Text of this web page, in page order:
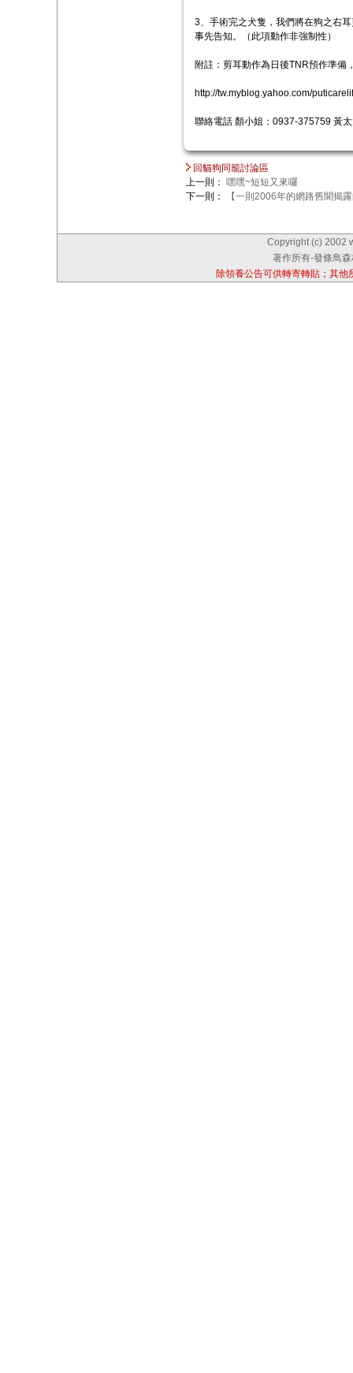
3、手術完之犬隻，我們將在狗之右
事先告知。（此項動作非強制性）
附註：剪耳動作為日後TNR預作準備
http://tw.myblog.yahoo.com/
聯絡電話 顏小姐：0937-375759 黃
回貓狗同籠討論區
上一則： 嘿嘿~短短又來囉
下一則：
【一則2006年的網路舊聞揭
Copyright (c) 2002
著作所有-發條鳥
除領養公告可供轉寄轉貼；其